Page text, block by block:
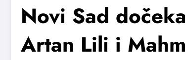
Novi Sad
Artan Lili i